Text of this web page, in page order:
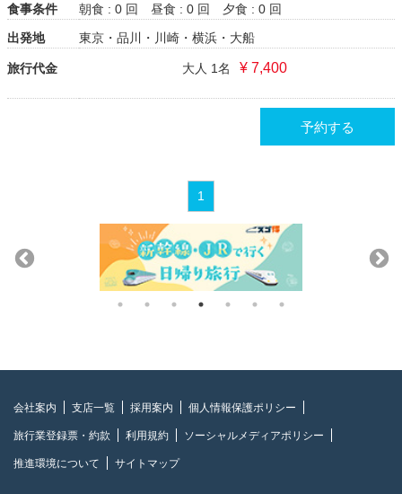
食事条件
朝食 : 0 回 昼食 : 0 回
夕食 : 0 回
出発地
東京・品川・川崎・横浜・大船
旅行代金 大人 1名 ¥ 7,400
予約する
1
会社案内 支店一覧 採用案内 個人情報保護ポリシー
旅行業登録票・約款 利用規約 ソーシャルメディアポリシー
推進環境について サイトマップ